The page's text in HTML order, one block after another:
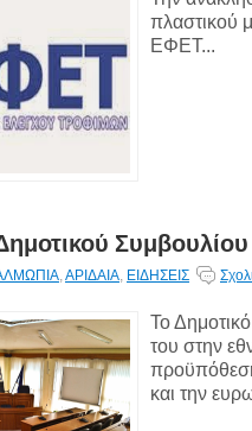
πλαστικού
ΕΦΕΤ...
,ΑΡΙΔΑΙΑ, ΕΙΔΗΣΕΙΣ
Το
του στην
και την